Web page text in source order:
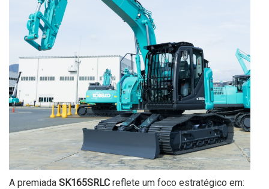
A premiada SK165SRLC reflete um foco estratégico em: